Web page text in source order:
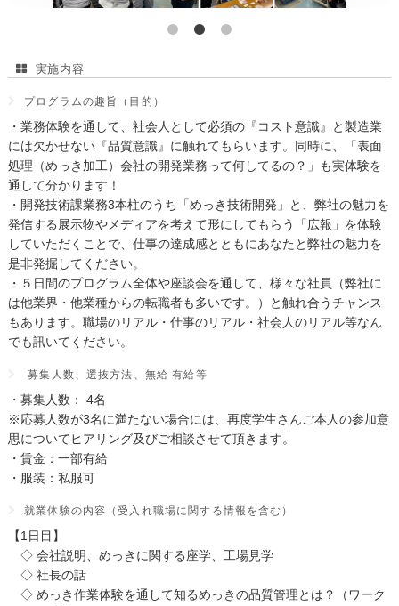
実施内容
プログラムの趣旨（目的）
・業務体験を通して、社会人として必須の『コスト意識』と製造業
には欠かせない『品質意識』に触れてもらいます。同時に、「表面
処理（めっき加工）会社の開発業務って何してるの？」も実体験を
通して分かります！
・開発技術課業務3本柱のうち「めっき技術開発」と、弊社の魅力を
発信する展示物やメディアを考えて形にしてもらう「広報」を体験
していただくことで、仕事の達成感とともにあなたと弊社の魅力を
是非発掘してください。
・５日間のプログラム全体や座談会を通して、様々な社員（弊社に
は他業界・他業種からの転職者も多いです。）と触れ合うチャンス
もあります。職場のリアル・仕事のリアル・社会人のリアル等なん
でも訊いてください。
募集人数、選抜方法、無給 有給等
・募集人数： 4名
※応募人数が3名に満たない場合には、再度学生さんご本人の参加意
思についてヒアリング及びご相談させて頂きます。
・賃金：一部有給
・服装：私服可
就業体験の内容（受入れ職場に関する情報を含む）
【1日目】
◇ 会社説明、めっきに関する座学、工場見学
◇ 社長の話
◇ めっき作業体験を通して知るめっきの品質管理とは？（ワーク